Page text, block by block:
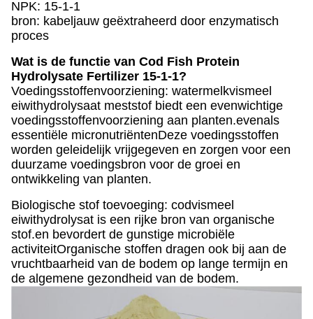
NPK: 15-1-1
bron: kabeljauw geëxtraheerd door enzymatisch
proces
Wat is de functie van Cod Fish Protein
Hydrolysate Fertilizer 15-1-1?
Voedingsstoffenvoorziening: watermelkvismeel
eiwithydrolysaat meststof biedt een evenwichtige
voedingsstoffenvoorziening aan planten.evenals
essentiële micronutriëntenDeze voedingsstoffen
worden geleidelijk vrijgegeven en zorgen voor een
duurzame voedingsbron voor de groei en
ontwikkeling van planten.
Biologische stof toevoeging: codvismeel
eiwithydrolysat is een rijke bron van organische
stof.en bevordert de gunstige microbiële
activiteitOrganische stoffen dragen ook bij aan de
vruchtbaarheid van de bodem op lange termijn en
de algemene gezondheid van de bodem.